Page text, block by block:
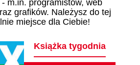
- m.in. programistów, web
grafików. Należysz do tej
miejsce dla Ciebie!
Książka tygodnia